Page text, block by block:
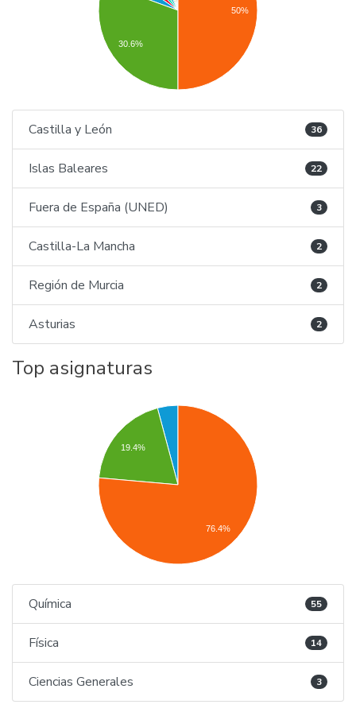
30.6%
50%
Castilla y León 36
Islas Baleares 22
Fuera de España (UNED) 3
Castilla-La Mancha 2
Región de Murcia 2
Asturias 2
Top asignaturas
19.4%
76.4%
Química 55
Física 14
Ciencias Generales 3